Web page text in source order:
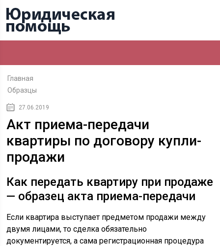
Главная
Образцы
27.06.2019
Акт приема-передачи
квартиры по договору купли-
продажи
Как передать квартиру при продаже
— образец акта приема-передачи
Если квартира выступает предметом продажи между
двумя лицами, то сделка обязательно
документируется, а сама регистрационная процедура